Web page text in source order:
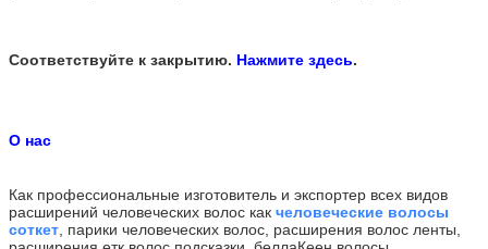
Соответствуйте к закрытию. Нажмите здесь.
О нас
Как профессиональные изготовитель и экспортер всех видов
расширений человеческих волос как человеческие волосы
соткет , парики человеческих волос, расширения волос ленты,